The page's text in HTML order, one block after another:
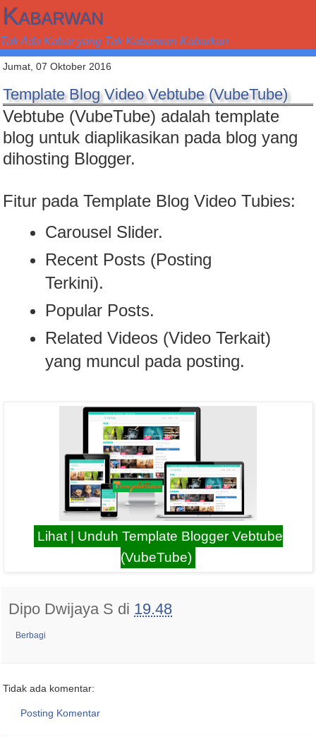
Kabarwan
Tak Ada Kabar yang Tak Kabarwan Kabarkan
Jumat, 07 Oktober 2016
Template Blog Video Vebtube (VubeTube)
Vebtube (VubeTube) adalah template
blog untuk diaplikasikan pada blog yang
dihosting Blogger.
Fitur pada Template Blog Video Tubies:
Carousel Slider.
Recent Posts (Posting
Terkini).
Popular Posts.
Related Videos (Video Terkait)
yang muncul pada posting.
Lihat | Unduh Template Blogger Vebtube
(VubeTube)
Dipo Dwijaya S di 19.48
Berbagi
Tidak ada komentar:
Posting Komentar